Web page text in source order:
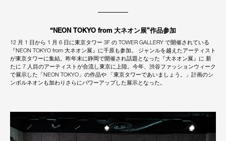
“NEON TOKYO from 大ネオン展”作品参加
12 月 1 日から 1 月 6 日に東京タワー 3F の TOWER GALLERY で開催されている
『NEON TOKYO from 大ネオン展』に千原も参加。 ジャンルを越えたアーティスト
が東京タワーに集結。昨年末に静岡で開催され話題となった『大ネオン展』に 新
たに 7 人目のアーティストが合流し東京に上陸。今年、渋谷ファッションウィーク
で展示した「NEON TOKYO」の作品や 「東京タワーであいましょう。」計画のシ
ンボルネオンも加わりさらにパワーアップした展示となった。